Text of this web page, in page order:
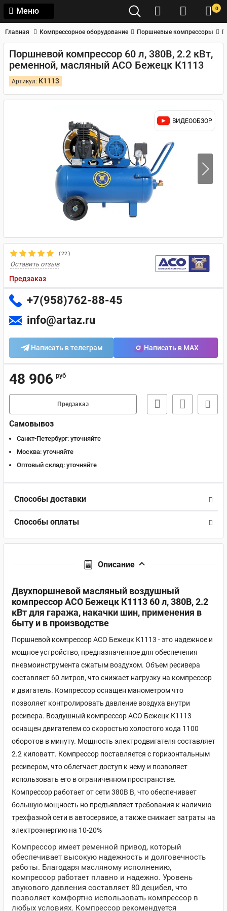
Меню 0
Главная Компрессорное оборудование Поршневые компрессоры
Поршневой компрессор 60 л, 380В, 2.2 кВт,
ременной, масляный АСО Бежецк К1113
Артикул: К1113
ВИДЕООБЗОР
(22 )
Оставить отзыв
Предзаказ
+7(958)762-88-45
info@artaz.ru
Написать в телеграм Написать в MAX
48 906 руб
Предзаказ
Самовывоз
Санкт-Петербург: уточняйте
Москва: уточняйте
Оптовый склад: уточняйте
Способы доставки
Способы оплаты
Описание
Двухпоршневой масляный воздушный
компрессор АСО Бежецк К1113 60 л, 380В, 2.2
кВт для гаража, накачки шин, применения в
быту и в производстве
Поршневой компрессор АСО Бежецк К1113 - это надежное и
мощное устройство, предназначенное для обеспечения
пневмоинструмента сжатым воздухом. Объем ресивера
составляет 60 литров, что снижает нагрузку на компрессор
и двигатель. Компрессор оснащен манометром что
позволяет контролировать давление воздуха внутри
ресивера. Воздушный компрессор АСО Бежецк К1113
оснащен двигателем со скоростью холостого хода 1100
оборотов в минуту. Мощность электродвигателя составляет
2.2 киловатт. Компрессор поставляется c горизонтальным
ресивером, что облегчает доступ к нему и позволяет
использовать его в ограниченном пространстве.
Компрессор работает от сети 380В В, что обеспечивает
большую мощность но предъявляет требования к наличию
трехфазной сети в автосервисе, а также снижает затраты на
электроэнергию на 10-20%
Компрессор имеет ременной привод, который
обеспечивает высокую надежность и долговечность
работы. Благодаря масляному исполнению,
компрессор работает плавно и надежно. Уровень
звукового давления составляет 80 децибел, что
позволяет комфортно использовать компрессор в
любых условиях. Компрессор рекомендуется